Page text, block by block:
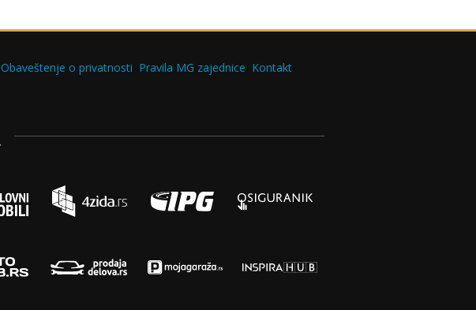
Obaveštenje o privatnosti Pravila MG zajednice Kontakt